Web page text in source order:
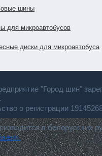
шины
для микроавтобусов
диски для микроавтобуса
"Город шин"
о регистрации
в белорусских